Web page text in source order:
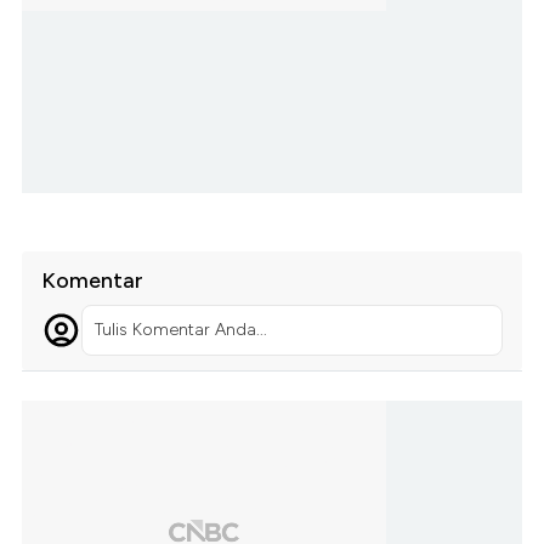
Komentar
Tulis Komentar Anda...